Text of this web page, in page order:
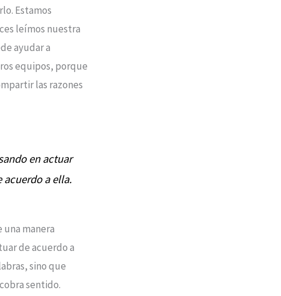
Estamos
leímos nuestra
ayudar a
equipos, porque
las razones
en actuar
a ella.
manera
de acuerdo a
sino que
sentido.